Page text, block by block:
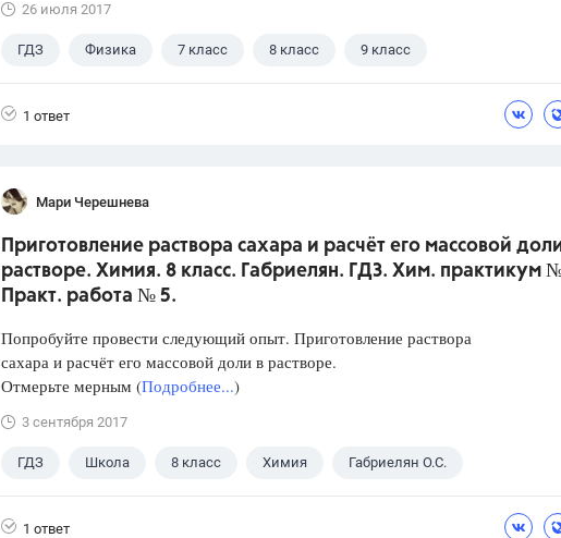
26 июля 2017
ГДЗ Физика 7 класс 8 класс 9 класс
1 ответ
Мари Черешнева
Приготовление раствора сахара и расчёт его массовой
растворе. Химия. 8 класс. Габриелян. ГДЗ. Хим. практикум
Практ. работа № 5.
Попробуйте провести следующий опыт. Приготовление раствора
сахара и расчёт его массовой доли в растворе.
Отмерьте мерным (Подробнее...)
3 сентября 2017
ГДЗ Школа 8 класс Химия Габриелян О.С.
1 ответ